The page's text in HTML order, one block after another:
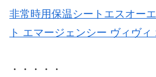
非常時用保温シートエスオー
ト エマージェンシー ヴィヴィ
・・・・・